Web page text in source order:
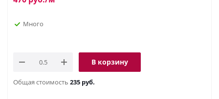
Много
В корзину
Общая стоимость 235 руб.